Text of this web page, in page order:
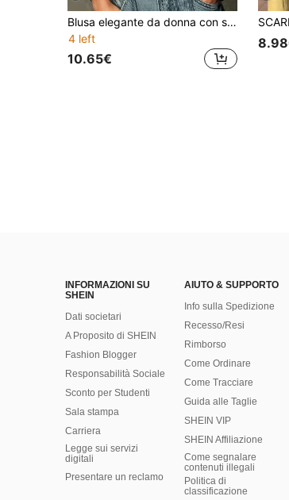
Blusa elegante da donna con stampa leopardata e patchwork in raso bordeaux, drappeggiata con lucentezza, morbida e confortevole per le vacanze
4 left
10.65€
INFORMAZIONI SU
SHEIN
Dati societari
A Proposito di SHEIN
Fashion Blogger
Responsabilità Sociale
Sconto per Studenti
Sala stampa
Carriera
Legge sui servizi
digitali
Presentare un reclamo
AIUTO & SUPPORTO
Info sulla Spedizione
Recesso/Resi
Rimborso
Come Ordinare
Come Tracciare
Guida alle Taglie
SHEIN VIP
SHEIN Affiliazione
Come segnalare
contenuti illegali
Politica di
classificazione